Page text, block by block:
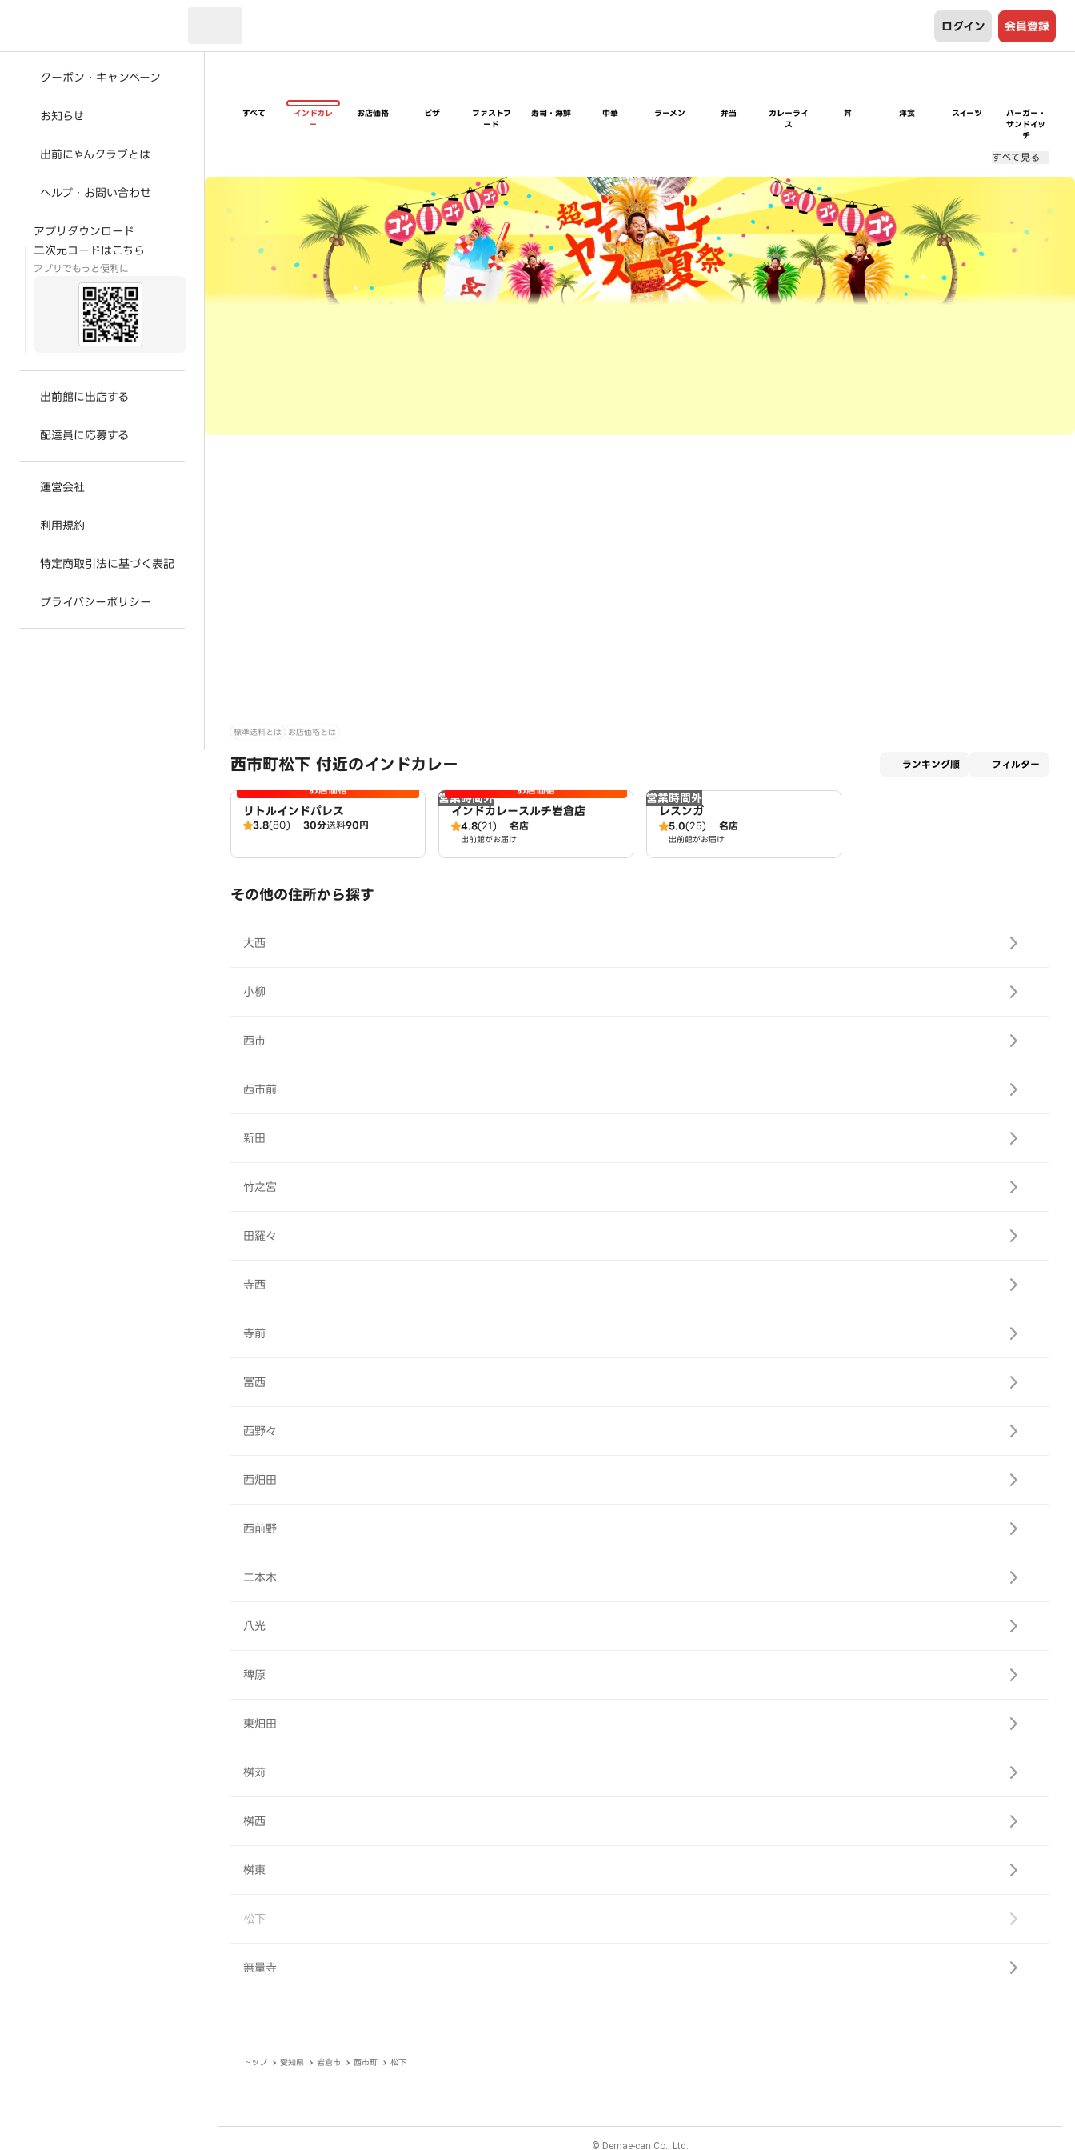
ログイン 会員登録
クーポン・キャンペーン
お知らせ
出前にゃんクラブとは
ヘルプ・お問い合わせ
アプリダウンロード
二次元コードはこちら
アプリでもっと便利に
出前館に出店する
配達員に応募する
運営会社
利用規約
特定商取引法に基づく表記
プライバシーポリシー
すべて
インドカレ
ー
お店価格 ピザ
ファストフ
ード
寿司・海鮮 中華 ラーメン 弁当
カレーライ
ス
丼 洋食 スイーツ
バーガー・
サンドイッ
チ
すべて見る
超ゴイゴイヤスー夏祭
標準送料とは お店価格とは
西市町松下 付近のインドカレー ランキング順 フィルター
お店価格
リトルインドパレス
3.8(80) 30分送料90円
営業時間外 お店価格
インドカレースルチ岩倉店
4.8(21) 名店
出前館がお届け
営業時間外
レスンガ
5.0(25) 名店
出前館がお届け
その他の住所から探す
大西
小柳
西市
西市前
新田
竹之宮
田羅々
寺西
寺前
冨西
西野々
西畑田
西前野
二本木
八光
稗原
東畑田
桝苅
桝西
桝東
松下
無量寺
トップ 愛知県 岩倉市 西市町 松下
© Demae-can Co., Ltd.